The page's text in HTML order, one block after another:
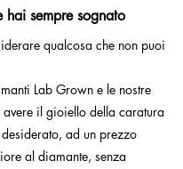
hai sempre sognato
qualcosa che non puoi
Lab Grown e le nostre
il gioiello della caratura
ad un prezzo
al diamante, senza